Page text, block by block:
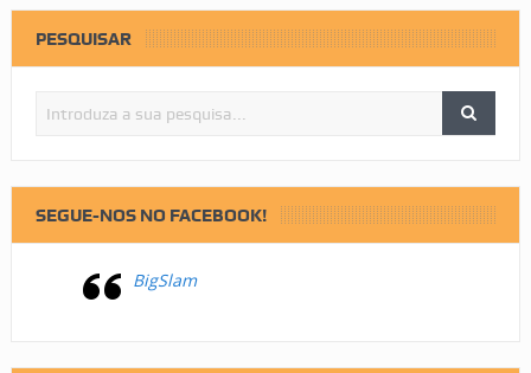
PESQUISAR
SEGUE-NOS NO FACEBOOK!
BigSlam